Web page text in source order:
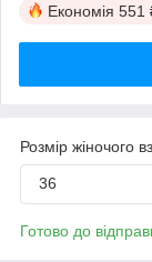
Економія 551
Розмір жіночого
36
Готово до